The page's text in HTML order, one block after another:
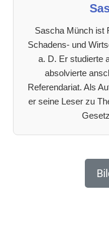
Sascha Münch ist
Schadens- und
a. D. Er studierte
absolvierte
Referendariat. Als
er seine Leser zu